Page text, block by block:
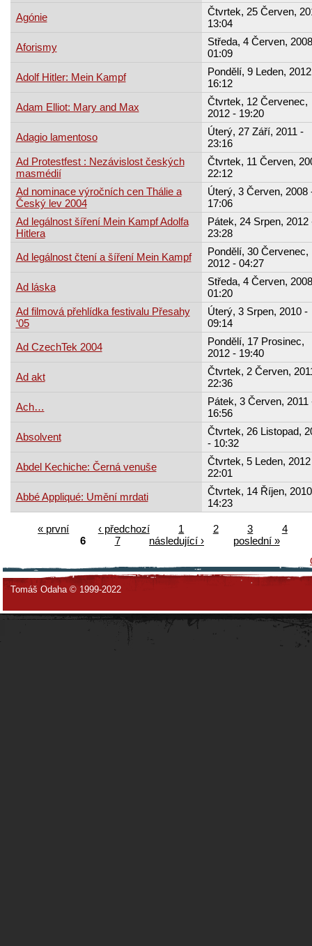
Agónie
Čtvrtek, 25 Červen,
13:04
Aforismy
Středa, 4 Červen,
01:09
Adolf Hitler: Mein Kampf
Pondělí, 9 Leden,
16:12
Adam Elliot: Mary and Max
Čtvrtek, 12 Červenec,
2012 - 19:20
Adagio lamentoso
Úterý, 27 Září, 2011 -
23:16
Ad Protestfest : Nezávislost českých
masmédií
Čtvrtek, 11 Červen,
22:12
Ad nominace výročních cen Thálie a
Český lev 2004
Úterý, 3 Červen, 2008
17:06
Ad legálnost šíření Mein Kampf Adolfa
Hitlera
Pátek, 24 Srpen, 2012
23:28
Ad legálnost čtení a šíření Mein Kampf
Pondělí, 30 Červenec,
2012 - 04:27
Ad láska
Středa, 4 Červen,
01:20
Ad filmová přehlídka festivalu Přesahy
‘05
Úterý, 3 Srpen, 2010 -
09:14
Ad CzechTek 2004
Pondělí, 17 Prosinec,
2012 - 19:40
Ad akt
Čtvrtek, 2 Červen,
22:36
Ach…
Pátek, 3 Červen, 2011
16:56
Absolvent
Čtvrtek, 26 Listopad,
- 10:32
Abdel Kechiche: Černá venuše
Čtvrtek, 5 Leden,
22:01
Abbé Appliqué: Umění mrdati
Čtvrtek, 14 Říjen,
14:23
« první ‹ předchozí 1 2 3
4
6
7 následující ›
poslední »
Tomáš Odaha © 1999-2022